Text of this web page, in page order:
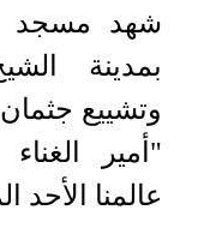
شهد مسجد
بمدينة
وتشييع
"أمير
عالمنا الأحد